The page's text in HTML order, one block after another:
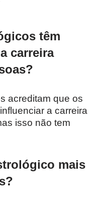
têm
carreira
acreditam que os
a carreira
isso não tem
mais